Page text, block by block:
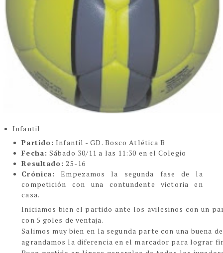
Infantil
Partido: Infantil - GD. Bosco Atlética B
Fecha: Sábado 30/11 a las 11:30 en el Colegio
Resultado: 25-16
Crónica:
Empezamos la segunda fase de la
competición con una contundente victoria en
casa.
Iniciamos bien el partido ante los avilesinos con un
con 5 goles de ventaja.
Salimos muy bien en la segunda parte con una buena
agrandamos la diferencia en el marcador para lograr